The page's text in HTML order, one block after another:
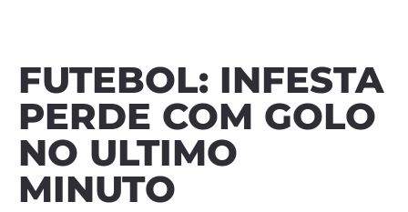
FUTEBOL: INFESTA
PERDE COM GOLO
NO ULTIMO
MINUTO